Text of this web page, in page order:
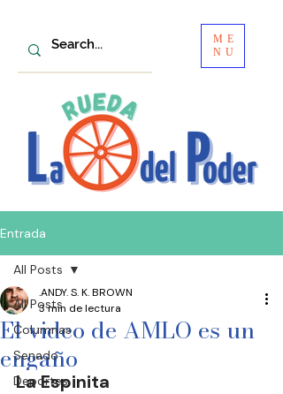
ME
NU
Entrada
All Posts
Columnas
Senado
Deportes
All Posts
El video de AMLO es un
engaño
.ANDY. S. K. BROWN
3 min de lectura
La Espinita